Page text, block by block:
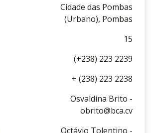
Cidade das Pombas
(Urbano), Pombas
15
(+238) 223 2239
+ (238) 223 2238
Osvaldina Brito -
obrito@bca.cv
Octávio Tolentino -